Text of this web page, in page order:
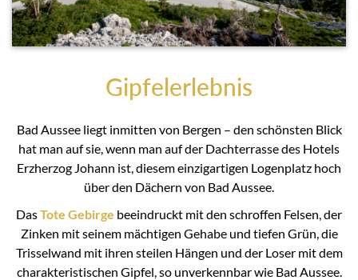
Gipfelerlebnis
Bad Aussee liegt inmitten von Bergen – den schönsten Blick
hat man auf sie, wenn man auf der Dachterrasse des Hotels
Erzherzog Johann ist, diesem einzigartigen Logenplatz hoch
über den Dächern von Bad Aussee.
DasTote Gebirge beeindruckt mit den schroffen Felsen, der
Zinken mit seinem mächtigen Gehabe und tiefen Grün, die
Trisselwand mit ihren steilen Hängen und der Loser mit dem
charakteristischen Gipfel, so unverkennbar wie Bad Aussee.